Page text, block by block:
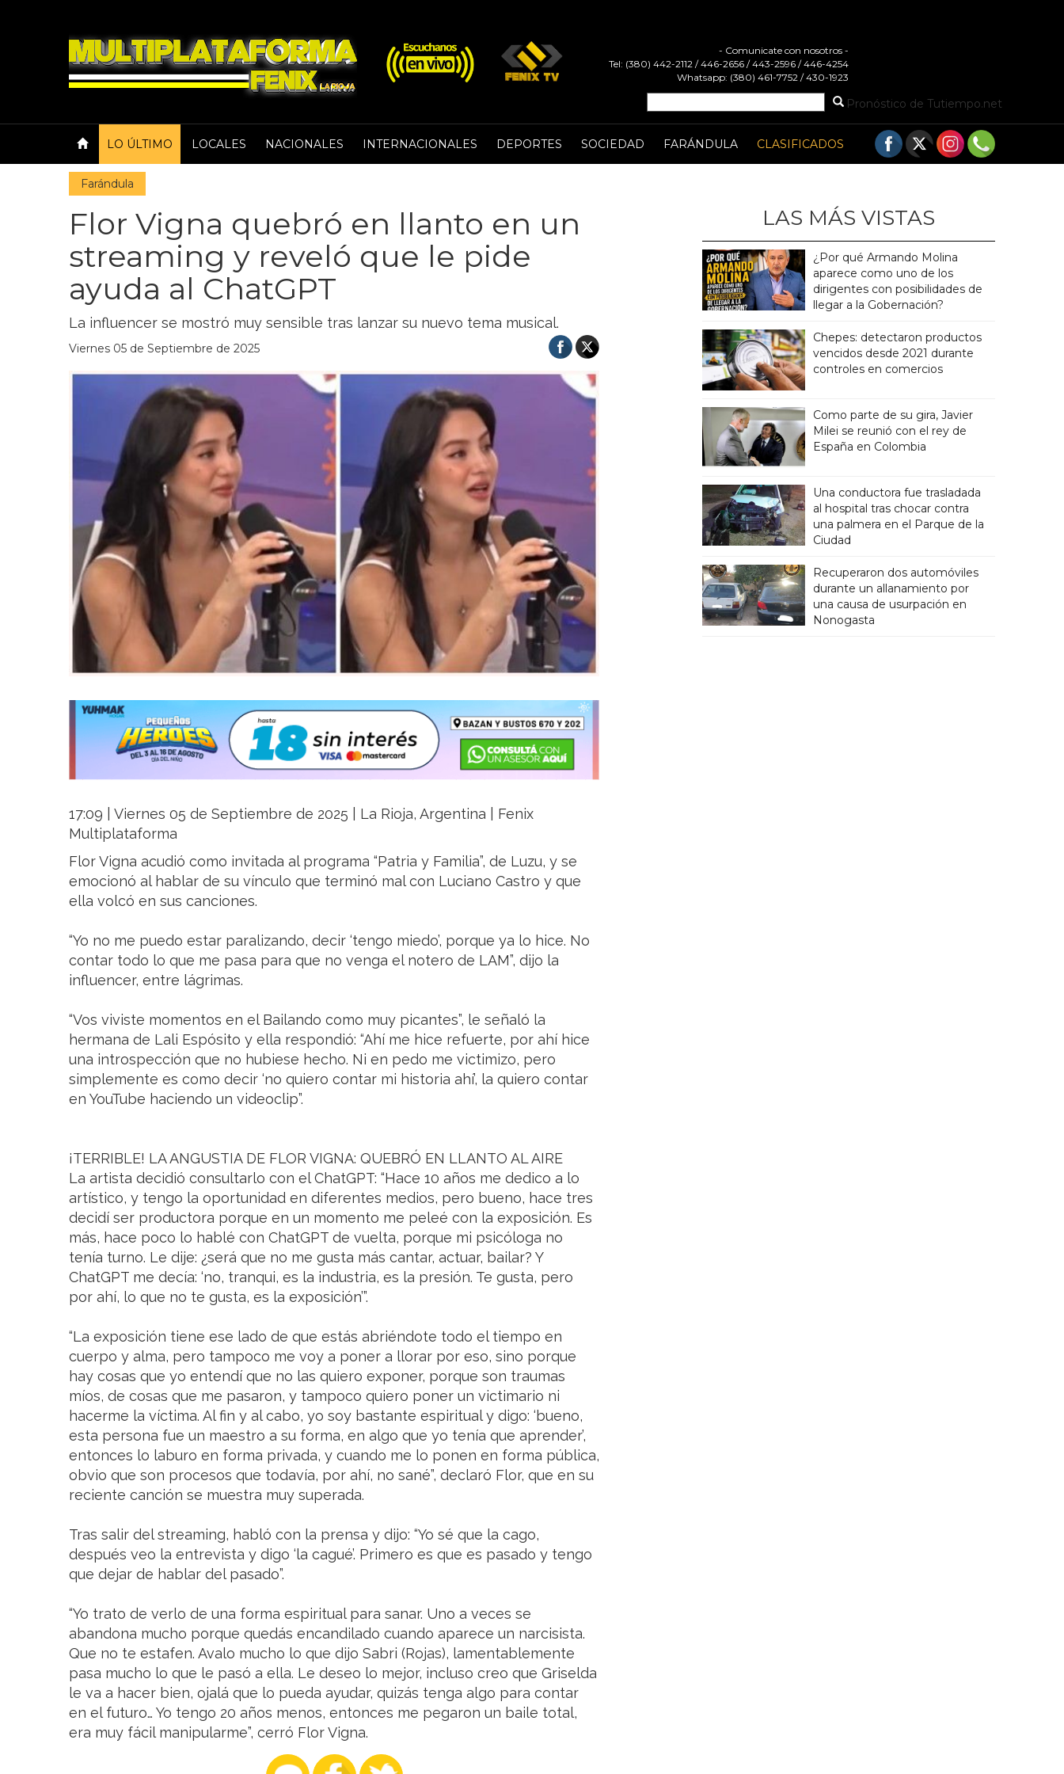
- Comunicate con nosotros -
Tel: (380) 442-2112 / 446-2656 / 443-2596 / 446-4254
Whatsapp: (380) 461-7752 / 430-1923
Pronóstico de Tutiempo.net
LO ÚLTIMO LOCALES NACIONALES INTERNACIONALES DEPORTES SOCIEDAD FARÁNDULA CLASIFICADOS
Farándula
Flor Vigna quebró en llanto en un
streaming y reveló que le pide
ayuda al ChatGPT
La influencer se mostró muy sensible tras lanzar su nuevo tema musical.
Viernes 05 de Septiembre de 2025
17:09 | Viernes 05 de Septiembre de 2025 | La Rioja, Argentina | Fenix
Multiplataforma
Flor Vigna acudió como invitada al programa “Patria y Familia”, de Luzu, y se
emocionó al hablar de su vínculo que terminó mal con Luciano Castro y que
ella volcó en sus canciones.
“Yo no me puedo estar paralizando, decir ‘tengo miedo’, porque ya lo hice. No
contar todo lo que me pasa para que no venga el notero de LAM”, dijo la
influencer, entre lágrimas.
“Vos viviste momentos en el Bailando como muy picantes”, le señaló la
hermana de Lali Espósito y ella respondió: “Ahí me hice refuerte, por ahí hice
una introspección que no hubiese hecho. Ni en pedo me victimizo, pero
simplemente es como decir ‘no quiero contar mi historia ahí’, la quiero contar
en YouTube haciendo un videoclip”.
¡TERRIBLE! LA ANGUSTIA DE FLOR VIGNA: QUEBRÓ EN LLANTO AL AIRE
La artista decidió consultarlo con el ChatGPT: “Hace 10 años me dedico a lo
artístico, y tengo la oportunidad en diferentes medios, pero bueno, hace tres
decidí ser productora porque en un momento me peleé con la exposición. Es
más, hace poco lo hablé con ChatGPT de vuelta, porque mi psicóloga no
tenía turno. Le dije: ¿será que no me gusta más cantar, actuar, bailar? Y
ChatGPT me decía: ‘no, tranqui, es la industria, es la presión. Te gusta, pero
por ahí, lo que no te gusta, es la exposición’”.
“La exposición tiene ese lado de que estás abriéndote todo el tiempo en
cuerpo y alma, pero tampoco me voy a poner a llorar por eso, sino porque
hay cosas que yo entendí que no las quiero exponer, porque son traumas
míos, de cosas que me pasaron, y tampoco quiero poner un victimario ni
hacerme la víctima. Al fin y al cabo, yo soy bastante espiritual y digo: ‘bueno,
esta persona fue un maestro a su forma, en algo que yo tenía que aprender’,
entonces lo laburo en forma privada, y cuando me lo ponen en forma pública,
obvio que son procesos que todavía, por ahí, no sané”, declaró Flor, que en su
reciente canción se muestra muy superada.
Tras salir del streaming, habló con la prensa y dijo: “Yo sé que la cago,
después veo la entrevista y digo ‘la cagué’. Primero es que es pasado y tengo
que dejar de hablar del pasado”.
“Yo trato de verlo de una forma espiritual para sanar. Uno a veces se
abandona mucho porque quedás encandilado cuando aparece un narcisista.
Que no te estafen. Avalo mucho lo que dijo Sabri (Rojas), lamentablemente
pasa mucho lo que le pasó a ella. Le deseo lo mejor, incluso creo que Griselda
le va a hacer bien, ojalá que lo pueda ayudar, quizás tenga algo para contar
en el futuro… Yo tengo 20 años menos, entonces me pegaron un baile total,
era muy fácil manipularme”, cerró Flor Vigna.
LAS MÁS VISTAS
¿Por qué Armando Molina
aparece como uno de los
dirigentes con posibilidades de
llegar a la Gobernación?
Chepes: detectaron productos
vencidos desde 2021 durante
controles en comercios
Como parte de su gira, Javier
Milei se reunió con el rey de
España en Colombia
Una conductora fue trasladada
al hospital tras chocar contra
una palmera en el Parque de la
Ciudad
Recuperaron dos automóviles
durante un allanamiento por
una causa de usurpación en
Nonogasta